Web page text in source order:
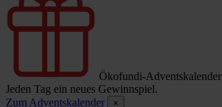
Ökofundi-Adventskalender
Jeden Tag ein neues Gewinnspiel.
Zum Adventskalender
×